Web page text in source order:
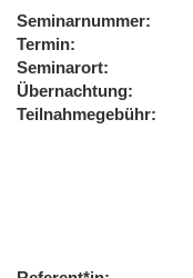
Seminarnummer
Termin
Seminarort
Übernachtung
Teilnahmegebühr